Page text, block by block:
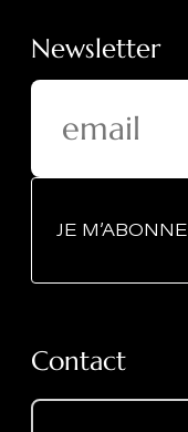
Newsletter
JE M’ABONNE
Contact